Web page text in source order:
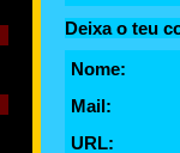
Deixa o teu
Nome:
Mail:
URL: